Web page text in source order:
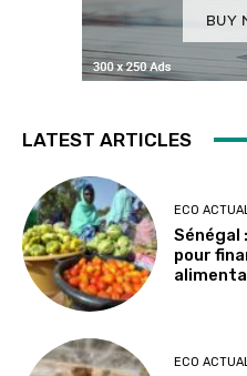
LATEST ARTICLES
ECO
Sénégal
pour
ECO